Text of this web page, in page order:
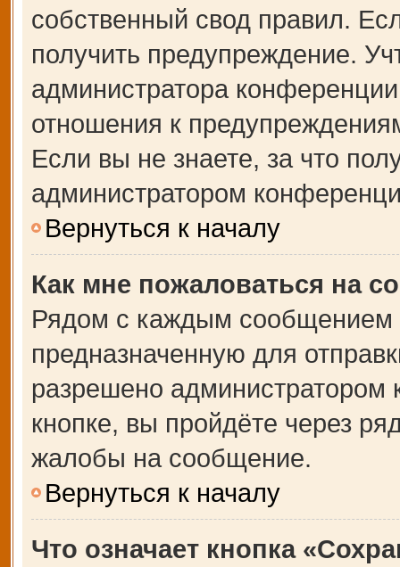
собственный свод правил.
получить предупреждение.
администратора
отношения к
Если вы не знаете, за что
администратором
Вернуться к началу
Как мне пожаловаться на
Рядом с каждым сообщением
предназначенную для
разрешено
кнопке, вы пройдёте через
жалобы на сообщение.
Вернуться к началу
Что означает кнопка